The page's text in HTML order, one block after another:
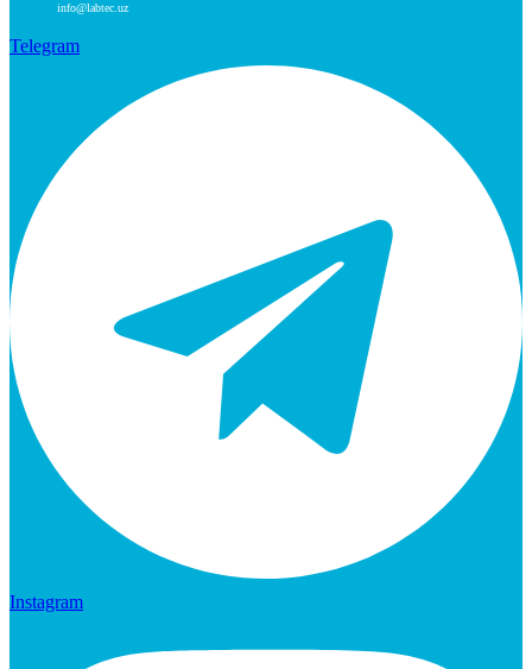
info@labtec.uz
Telegram
Instagram